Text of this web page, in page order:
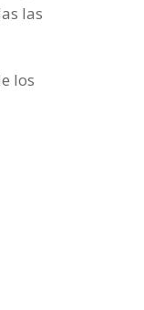
las
los